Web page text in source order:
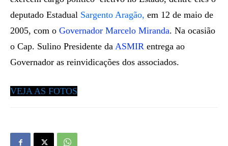
deputado Estadual Sargento Aragão, em 12 de maio de
2005, com o Governador Marcelo Miranda. Na ocasião
o Cap. Sulino Presidente da ASMIR entrega ao
Governador as reinvidicações dos associados.
VEJA AS FOTOS